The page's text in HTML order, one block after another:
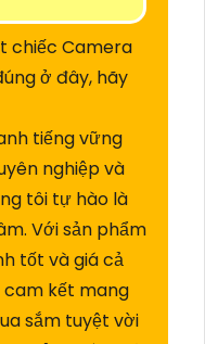
chiếc Camera
ở đây, hãy
tiếng vững
nghiệp và
tôi tự hào là
Với sản phẩm
tốt và giá cả
cam kết mang
sắm tuyệt vời